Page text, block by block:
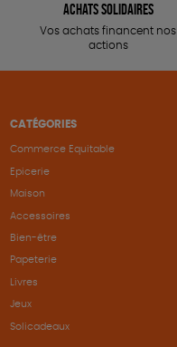
Achats solidaires
Vos achats financent nos
actions
CATÉGORIES
Commerce Equitable
Epicerie
Maison
Accessoires
Bien-être
Papeterie
Livres
Jeux
Solicadeaux